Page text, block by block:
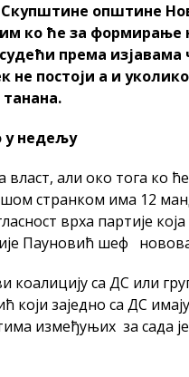
Скупштине општине
ко ће за формирање
према
не постоји а и
у недељу
али око тога ко
странком има 12
врха партије
Пауновић шеф
коалицију са ДС или
који заједно са ДС
измеђуњих за сада